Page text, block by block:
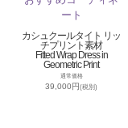
カシュクールタイト リッ
チプリント素材
Fitted Wrap Dress in
Geometric Print
通常価格
39,000円(税別)